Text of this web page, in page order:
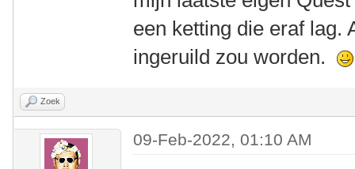
een ketting die eraf lag.
ingeruild zou worden.
Zoek
09-Feb-2022, 01:10 AM